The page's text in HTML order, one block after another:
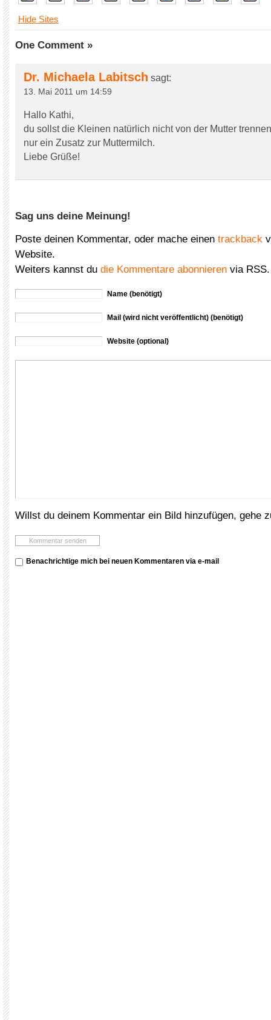
Hide Sites
One Comment »
Dr. Michaela Labitsch sagt:
13. Mai 2011 um 14:59
Hallo Kathi,
du sollst die Kleinen natürlich nicht von der Mutter
nur ein Zusatz zur Muttermilch.
Liebe Grüße!
Sag uns deine Meinung!
Poste deinen Kommentar, oder mache einen trackback
Website.
Weiters kannst du die Kommentare abonnieren via RSS.
Name (benötigt)
Mail (wird nicht veröffentlicht) (benötigt)
Website (optional)
Willst du deinem Kommentar ein Bild hinzufügen, gehe
Benachrichtige mich bei neuen Kommentaren via e-mail